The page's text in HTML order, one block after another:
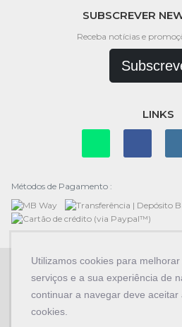
Utilizamos cookies para
serviços e a sua experiência de
continuar a navegar deve aceitar
cookies.
SUBSCREVER
Receba notícias e
LINKS
Métodos de Pagamento :
© Copyright 2026